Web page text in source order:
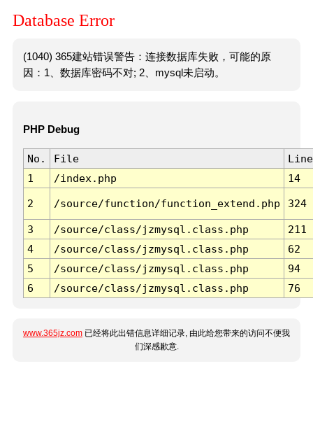
Database Error
(1040) 365建站错误警告：连接数据库失败，可能的原
因：1、数据库密码不对; 2、mysql未启动。
PHP Debug
No. File
Line
1
/index.php 14
2 /source/function/function_extend.php 324
3 /source/class/jzmysql.class.php
211
4
/source/class/jzmysql.class.php
62
5
/source/class/jzmysql.class.php
94
6
/source/class/jzmysql.class.php 76
www.365jz.com 已经将此出错信息详细记录, 由此给您带来的访问不便我
们深感歉意.